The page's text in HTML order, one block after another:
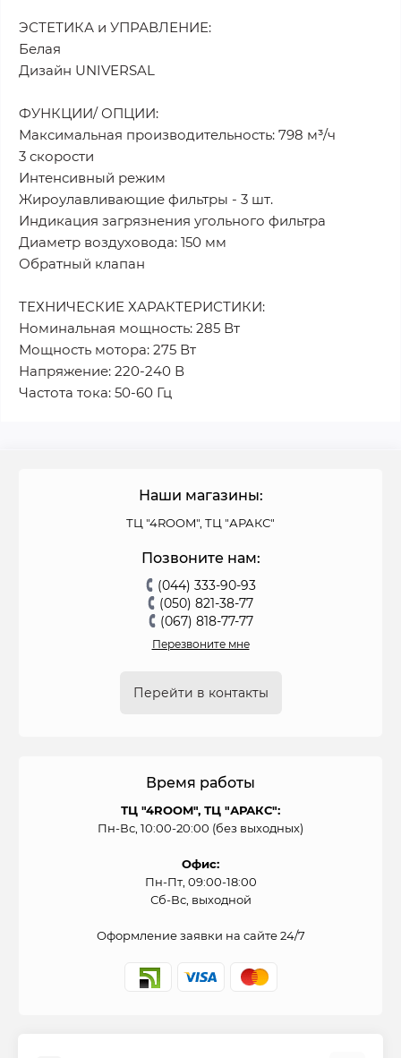
ЭСТЕТИКА и УПРАВЛЕНИЕ:
Белая
Дизайн UNIVERSAL
ФУНКЦИИ/ ОПЦИИ:
Максимальная производительность: 798 м³/ч
3 скорости
Интенсивный режим
Жироулавливающие фильтры - 3 шт.
Индикация загрязнения угольного фильтра
Диаметр воздуховода: 150 мм
Обратный клапан
ТЕХНИЧЕСКИЕ ХАРАКТЕРИСТИКИ:
Номинальная мощность: 285 Вт
Мощность мотора: 275 Вт
Напряжение: 220-240 В
Частота тока: 50-60 Гц
Наши магазины:
ТЦ "4ROOM", ТЦ "АРАКС"
Позвоните нам:
(044) 333-90-93
(050) 821-38-77
(067) 818-77-77
Перезвоните мне
Перейти в контакты
Время работы
ТЦ "4ROOM", ТЦ "АРАКС":
Пн-Вс, 10:00-20:00 (без выходных)
Офис:
Пн-Пт, 09:00-18:00
Сб-Вс, выходной
Оформление заявки на сайте 24/7